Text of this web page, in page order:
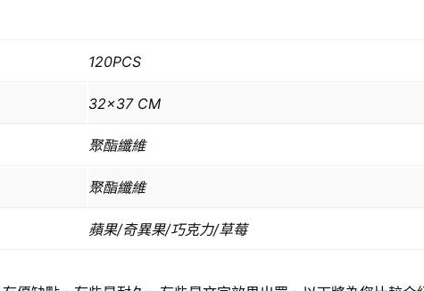
120PCS
32×37 CM
聚酯纖維
聚酯纖維
蘋果/奇異果/巧克力/草莓